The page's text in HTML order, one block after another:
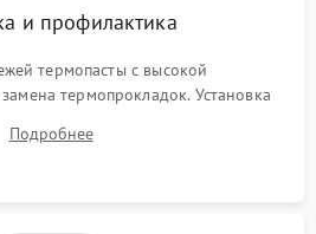
и профилактика
термопасты с высокой
термопрокладок. Установка
и накопителей. Предварительная
Подробнее